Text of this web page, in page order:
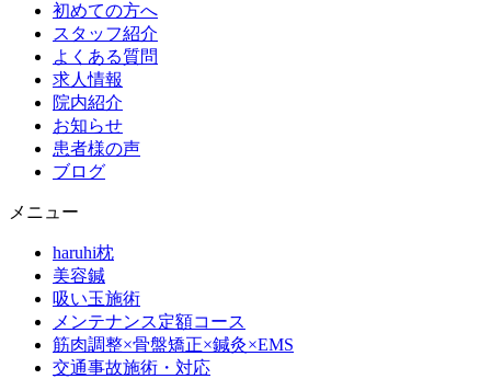
初めての方へ
スタッフ紹介
よくある質問
求人情報
院内紹介
お知らせ
患者様の声
ブログ
メニュー
haruhi枕
美容鍼
吸い玉施術
メンテナンス定額コース
筋肉調整×骨盤矯正×鍼灸×EMS
交通事故施術・対応